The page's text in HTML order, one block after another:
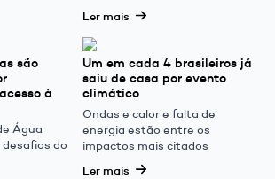
Ler mais
são
à
Água
do
Um em cada 4 brasileiros já
saiu de casa por evento
climático
Ondas e calor e falta de
energia estão entre os
impactos mais citados
Ler mais